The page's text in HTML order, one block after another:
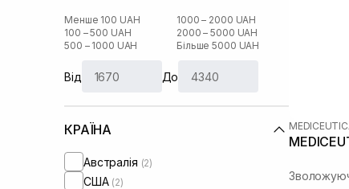
Менше 100 UAH
100 – 500 UAH
500 – 1000 UAH
1000 – 2000 UAH
2000 – 5000 UAH
Більше 5000 UAH
Від До
КРАЇНА
Австралія (2)
США (2)